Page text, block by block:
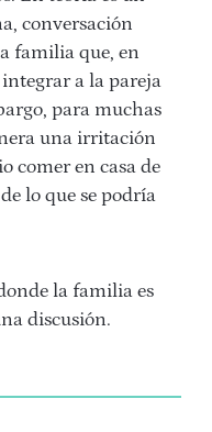
conversación
familia que, en
integrar a la pareja
para muchas
una irritación
comer en casa de
lo que se podría
la familia es
discusión.